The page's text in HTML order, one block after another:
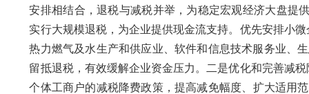
安排相结合，退税与减税并举，为稳定宏观经济大盘提
实行大规模退税，为企业提供现金流支持。优先安排小
热力燃气及水生产和供应业、软件和信息技术服务业、
留抵退税，有效缓解企业资金压力。二是优化和完善减
个体工商户的减税降费政策，提高减免幅度、扩大适用